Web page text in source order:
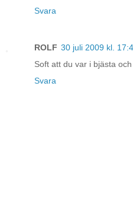
Svara
ROLF 30 juli 2009 kl.
Soft att du var i bjästa
Svara